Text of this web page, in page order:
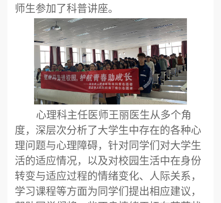
师生参加了科普讲座。
心理科主任医师王丽医生从多个角
度，深层次分析了大学生中存在的各种心
理问题与心理障碍，针对同学们对大学生
活的适应情况，以及对校园生活中在身份
转变与适应过程的情绪变化、人际关系，
学习课程等方面为同学们提出相应建议，